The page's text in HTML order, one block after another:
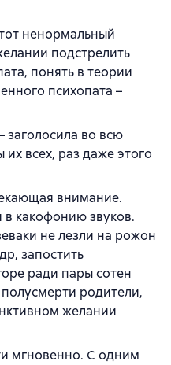
ненормальный
подстрелить
понять в теории
психопата –
во всю
всех, раз даже этого
внимание.
какофонию звуков.
не лезли на рожон
запостить
ради пары сотен
родители,
желании
мгновенно. С одним